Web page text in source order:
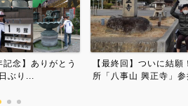
結願！第21番札
」参拝...
寝たきりからの復活に
３つの大切な言葉・座